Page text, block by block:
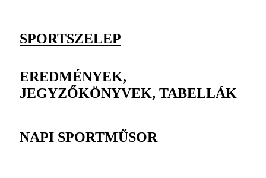
SPORTSZELEP
EREDMÉNYEK,
JEGYZŐKÖNYVEK, TABELLÁK
NAPI SPORTMŰSOR